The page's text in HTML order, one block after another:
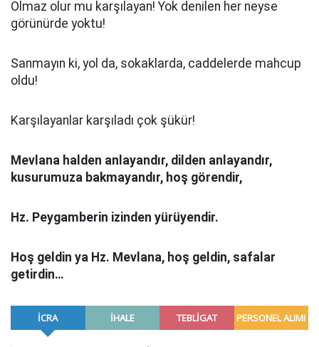
Olmaz olur mu karşılayan! Yok denilen her neyse
görünürde yoktu!
Sanmayın ki, yol da, sokaklarda, caddelerde mahcup
oldu!
Karşılayanlar karşıladı çok şükür!
Mevlana halden anlayandır, dilden anlayandır,
kusurumuza bakmayandır, hoş görendir,
Hz. Peygamberin izinden yürüyendir.
Hoş geldin ya Hz. Mevlana, hoş geldin, safalar
getirdin…